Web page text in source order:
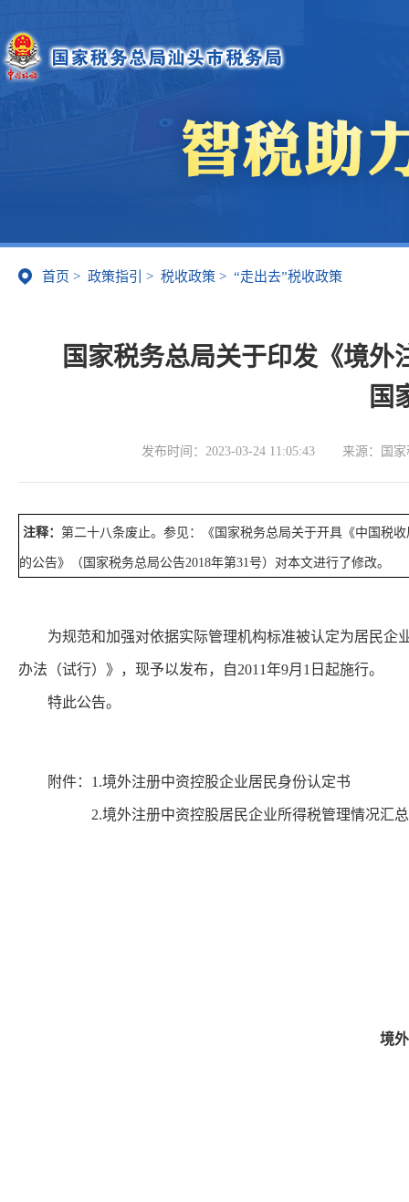
首页 > 政策指引 > 税收政策 > “走出去”税收政策
国家税务总局关于印发《境
国
发布时间： 2023-03-24 11:05:43 来源： 国
注释： 第二十八条废止。参见：《国家税务总局关于开具《中国税
的公告》（国家税务总局公告2018年第31号）对本文进行了修改。
为规范和加强对依据实际管理机构标准被认定为居民企
办法（试行）》，现予以发布，自2011年9月1日起施行。
特此公告。
附件：1.境外注册中资控股企业居民身份认定书
2.境外注册中资控股居民企业所得税管理情况汇
境